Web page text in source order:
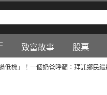
致富故事 股票
低標」！一個奶爸呼籲：拜託鄉民